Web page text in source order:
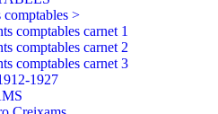
comptables >
comptables carnet 1
comptables carnet 2
comptables carnet 3
1927